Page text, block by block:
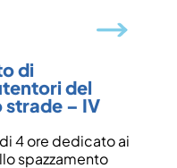
di
del
strade – IV
4 ore dedicato ai
spazzamento